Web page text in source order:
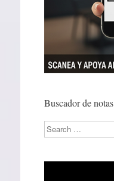
Buscador de notas
Search